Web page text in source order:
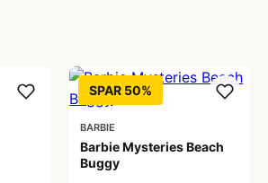
SPAR 50%
BARBIE
Barbie Mysteries Beach
Buggy